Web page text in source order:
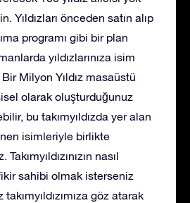
Yıldızları önceden satın alıp
programı gibi bir plan
yıldızlarınıza isim
Milyon Yıldız masaüstü
olarak oluşturduğunuz
bu takımyıldızda yer alan
isimleriyle birlikte
nasıl
sahibi olmak isterseniz
takımyıldızımıza göz atarak